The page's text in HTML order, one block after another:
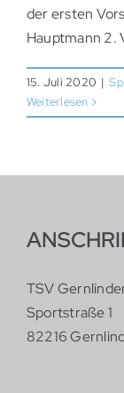
der ersten
Hauptmann 2.
15. Juli 2020 |
Weiterlesen
TSV
Sportstraße 1
82216